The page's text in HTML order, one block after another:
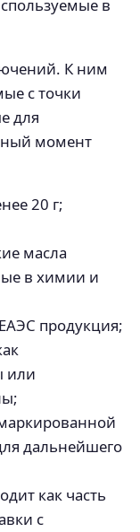
в
К ним
с точки
для
момент
20 г;
масла
в химии и
продукция;
или
дальнейшего
как часть
с